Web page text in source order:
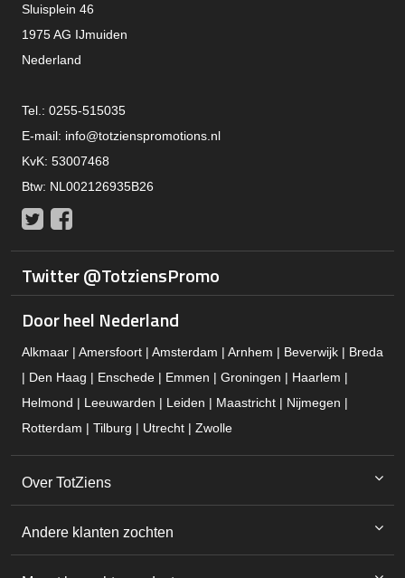
Sluisplein 46
1975 AG IJmuiden
Nederland
Tel.: 0255-515035
E-mail: info@totzienspromotions.nl
KvK: 53007468
Btw: NL002126935B26
Twitter
Twitter @TotziensPromo
Door heel Nederland
Alkmaar | Amersfoort | Amsterdam | Arnhem | Beverwijk | Breda
| Den Haag | Enschede | Emmen | Groningen | Haarlem |
Helmond | Leeuwarden | Leiden | Maastricht | Nijmegen |
Rotterdam | Tilburg | Utrecht | Zwolle
Over TotZiens
Andere klanten zochten